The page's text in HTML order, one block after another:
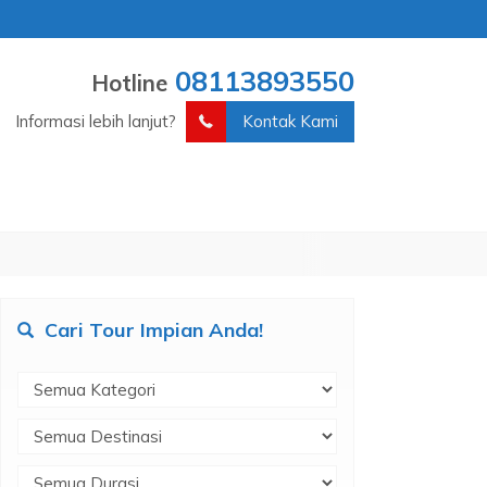
Hotline 08113893550
Informasi lebih lanjut? Kontak Kami
Cari Tour Impian Anda!